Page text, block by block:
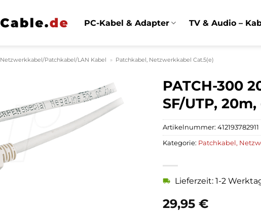
PC-Kabel & Adapter TV & Audio –
Netzwerkkabel/Patchkabel/LAN Kabel » Patchkabel, Netzwerkkabel Cat.5(e)
PATCH-300
SF/UTP,
29,95 €
Lieferzeit: 1-2
Artikelnummer: 412193782911
Kategorie: Patchkabel,